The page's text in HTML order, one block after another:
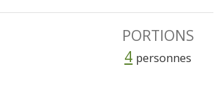
PORTIONS
4 personnes